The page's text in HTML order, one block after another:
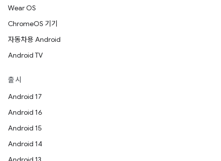
Wear OS
ChromeOS 기기
자동차용 Android
Android TV
출시
Android 17
Android 16
Android 15
Android 14